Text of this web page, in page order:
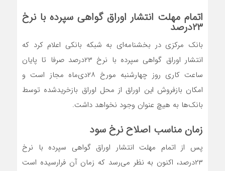
اتمام مهلت انتشار اوراق گواهی سپرده با نرخ
۲۳درصد
بانک مرکزی در بخشنامه‌ای به شبکه بانکی اعلام کرد که
انتشار اوراق گواهی سپرده با نرخ ۲۳درصد صرفا تا پایان
ساعت کاری روز چهارشنبه مورخ ۲۸دی‌ماه مجاز است و
امکان بازفروش این اوراق از محل اوراق بازخریدشده توسط
بانک‌ها به هیچ عنوان وجود نخواهد داشت.
زمان مناسب اصلاح نرخ سود
پس از اتمام مهلت انتشار اوراق گواهی سپرده با نرخ
۲۳درصد، اکنون به نظر می‌رسد که زمان آن فرارسیده است